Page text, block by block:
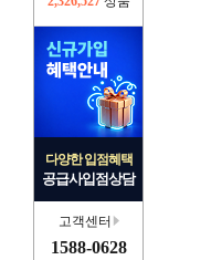
다양한 입점혜택
공급사입점상담
고객센터
1588-0628